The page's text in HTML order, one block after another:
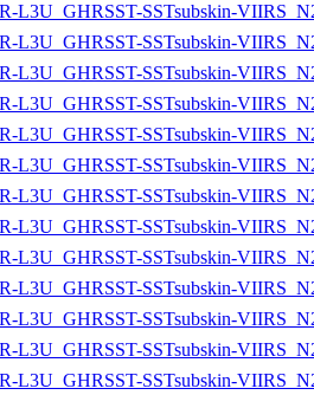
L3U_GHRSST-SSTsubskin-
L3U_GHRSST-SSTsubskin-
L3U_GHRSST-SSTsubskin-
L3U_GHRSST-SSTsubskin-
L3U_GHRSST-SSTsubskin-
L3U_GHRSST-SSTsubskin-
L3U_GHRSST-SSTsubskin-
L3U_GHRSST-SSTsubskin-
L3U_GHRSST-SSTsubskin-
L3U_GHRSST-SSTsubskin-
L3U_GHRSST-SSTsubskin-
L3U_GHRSST-SSTsubskin-
L3U_GHRSST-SSTsubskin-